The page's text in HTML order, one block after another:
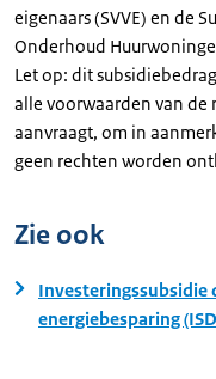
eigenaars (SVVE) en de
Onderhoud
Let op: dit
alle voorwaarden van de
aanvraagt, om in
geen rechten worden
Zie ook
Investeringssubsidie
energiebesparing